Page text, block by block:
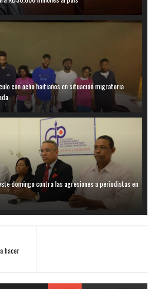
con ocho haitianos en situación migratoria
domingo contra las agresiones a periodistas en
hacer